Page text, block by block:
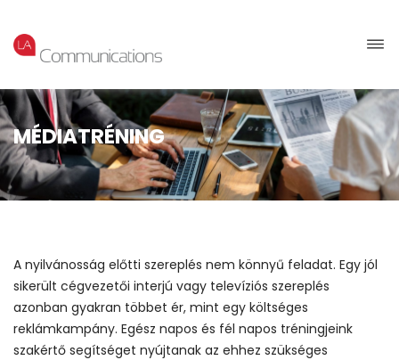
MÉDIATRÉNING
A nyilvánosság előtti szereplés nem könnyű feladat. Egy jól
sikerült cégvezetői interjú vagy televíziós szereplés
azonban gyakran többet ér, mint egy költséges
reklámkampány. Egész napos és fél napos tréningjeink
szakértő segítséget nyújtanak az ehhez szükséges